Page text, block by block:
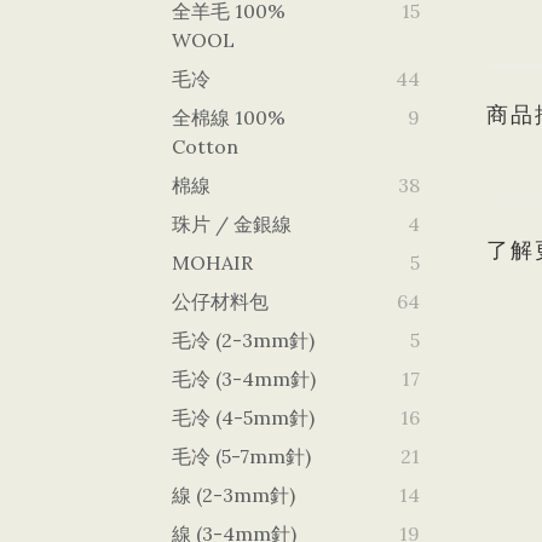
全羊毛 100%
WOOL
15
毛冷
44
全棉線 100%
Cotton
9
棉線
38
珠片 / 金銀線
4
MOHAIR
5
公仔材料包
64
毛冷 (2-3mm針)
5
毛冷 (3-4mm針)
17
毛冷 (4-5mm針)
16
毛冷 (5-7mm針)
21
線 (2-3mm針)
14
線 (3-4mm針)
19
商品
了解